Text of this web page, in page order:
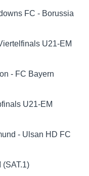
FC - Borussia
U21-EM
- FC Bayern
U21-EM
- Ulsan HD FC
(SAT.1)